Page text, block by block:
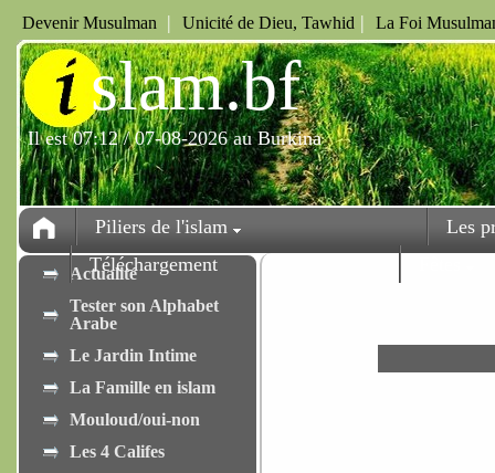
Devenir Musulman | Unicité de Dieu, Tawhid | La Foi
islam.bf
Il est 07:12 / 07-08-2026 au Burkina
Piliers de l'islam
Les
Téléchargement
Actualité
Tester son Alphabet
Arabe
Le Jardin Intime
La Famille en islam
Mouloud/oui-non
Les 4 Califes